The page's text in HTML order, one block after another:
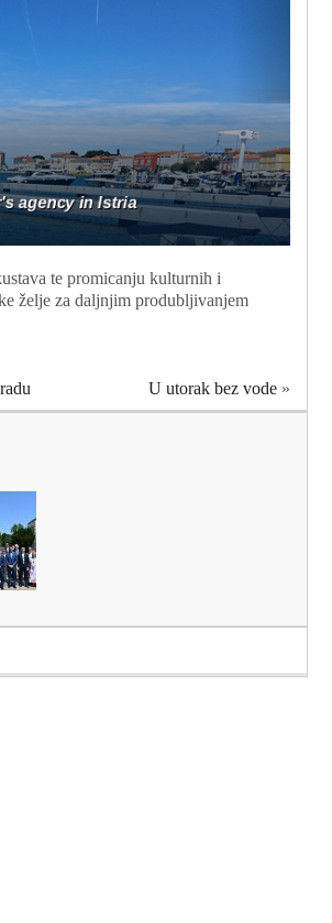
te promicanju kulturnih i
želje za daljnjim produbljivanjem
U utorak bez vode »